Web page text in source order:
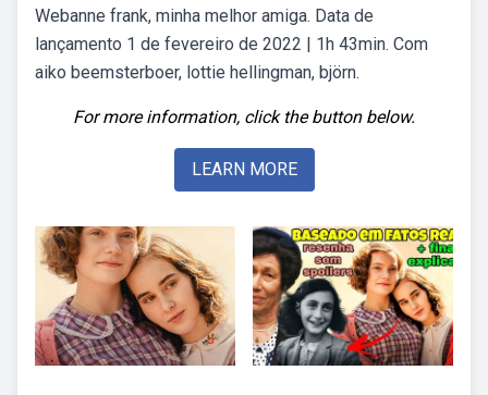
Webanne frank, minha melhor amiga. Data de
lançamento 1 de fevereiro de 2022 | 1h 43min. Com
aiko beemsterboer, lottie hellingman, björn.
For more information, click the button below.
LEARN MORE